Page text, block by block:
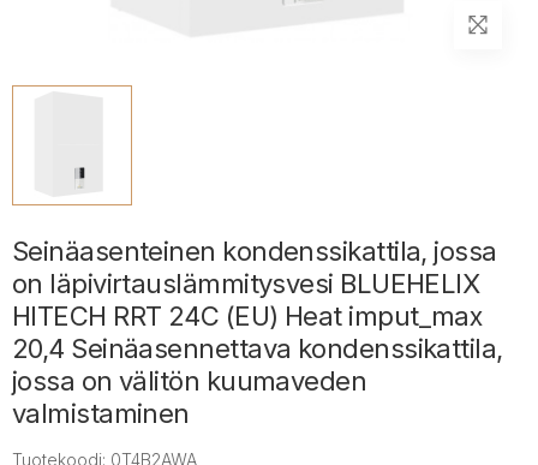
Seinäasenteinen kondenssikattila, jossa
on läpivirtauslämmitysvesi BLUEHELIX
HITECH RRT 24C (EU) Heat imput_max
20,4 Seinäasennettava kondenssikattila,
jossa on välitön kuumaveden
valmistaminen
Tuotekoodi: 0T4B2AWA